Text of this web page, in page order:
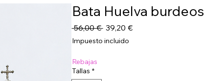
Bata Huelva burdeos
56,00 € Precio
39,20 €Precio
Impuesto incluido
Rebajas
Tallas *